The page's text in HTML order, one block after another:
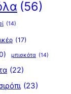
(56)
(14)
(17)
μπισκότα (14)
(22)
(23)